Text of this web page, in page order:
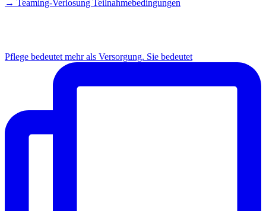
→ Teaming-Verlosung Teilnahmebedingungen
Pflege bedeutet mehr als Versorgung. Sie bedeutet